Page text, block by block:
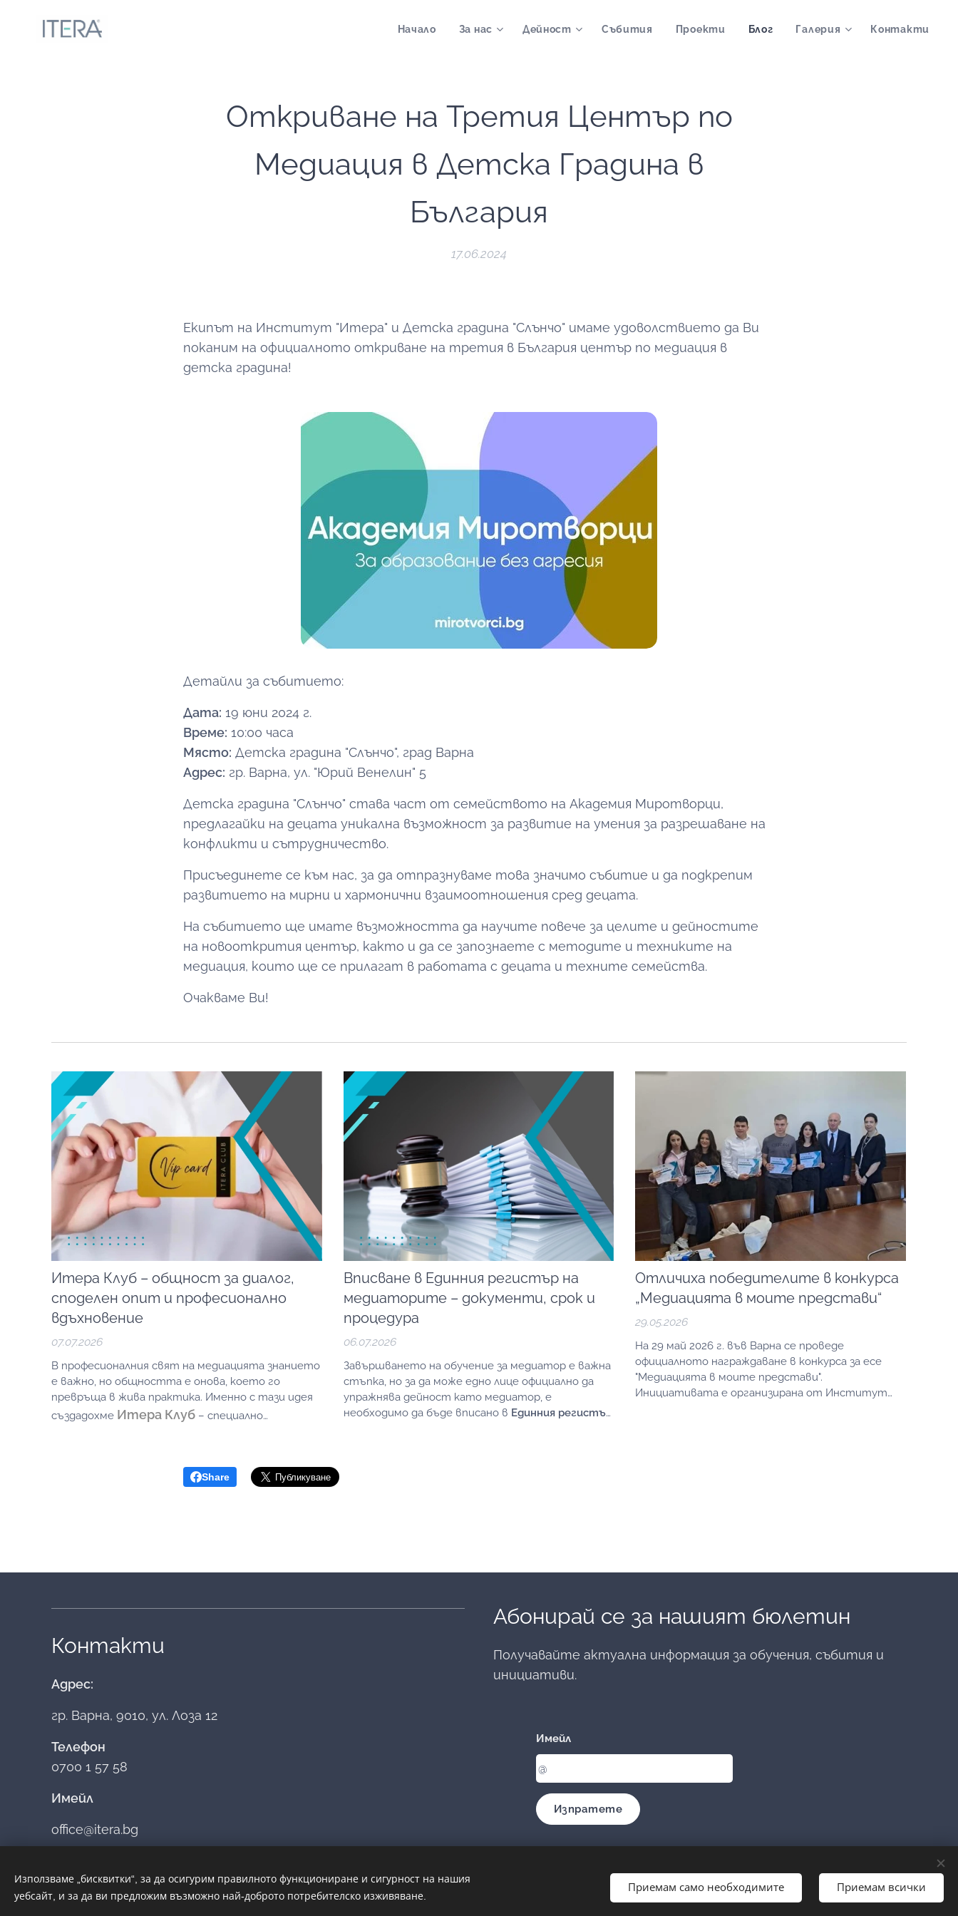
Начало За нас Дейност Събития Проекти Блог Галерия Контакти
Откриване на Третия Център по
Медиация в Детска Градина в
България
17.06.2024
Екипът на Институт "Итера" и Детска градина "Слънчо" имаме удоволствието да Ви
поканим на официалното откриване на третия в България център по медиация в
детска градина!
Детайли за събитието:
Дата: 19 юни 2024 г.
Време: 10:00 часа
Място: Детска градина "Слънчо", град Варна
Адрес: гр. Варна, ул. "Юрий Венелин" 5
Детска градина "Слънчо" става част от семейството на Академия Миротворци,
предлагайки на децата уникална възможност за развитие на умения за разрешаване на
конфликти и сътрудничество.
Присъединете се към нас, за да отпразнуваме това значимо събитие и да подкрепим
развитието на мирни и хармонични взаимоотношения сред децата.
На събитието ще имате възможността да научите повече за целите и дейностите
на новооткрития център, както и да се запознаете с методите и техниките на
медиация, които ще се прилагат в работата с децата и техните семейства.
Очакваме Ви!
Итера Клуб – общност за диалог,
споделен опит и професионално
вдъхновение
07.07.2026
В професионалния свят на медиацията знанието
е важно, но общността е онова, което го
превръща в жива практика. Именно с тази идея
създадохме Итера Клуб – специално
Вписване в Единния регистър на
медиаторите – документи, срок и
процедура
06.07.2026
Завършването на обучение за медиатор е важна
стъпка, но за да може едно лице официално да
упражнява дейност като медиатор, е
необходимо да бъде вписано в Единния регистър
Отличиха победителите в конкурса
„Медиацията в моите представи“
29.05.2026
На 29 май 2026 г. във Варна се проведе
официалното награждаване в конкурса за есе
"Медиацията в моите представи".
Инициативата е организирана от Институт
Share
Контакти
Адрес:
гр. Варна, 9010, ул. Лоза 12
Телефон
0700 1 57 58
Имейл
office@itera.bg
Абонирай се за нашият бюлетин
Получавайте актуална информация за обучения, събития и
инициативи.
Имейл
Изпратете
Използваме „бисквитки“, за да осигурим правилното функциониране и сигурност на нашия
уебсайт, и за да ви предложим възможно най-доброто потребителско изживяване.
Приемам само необходимите Приемам всички